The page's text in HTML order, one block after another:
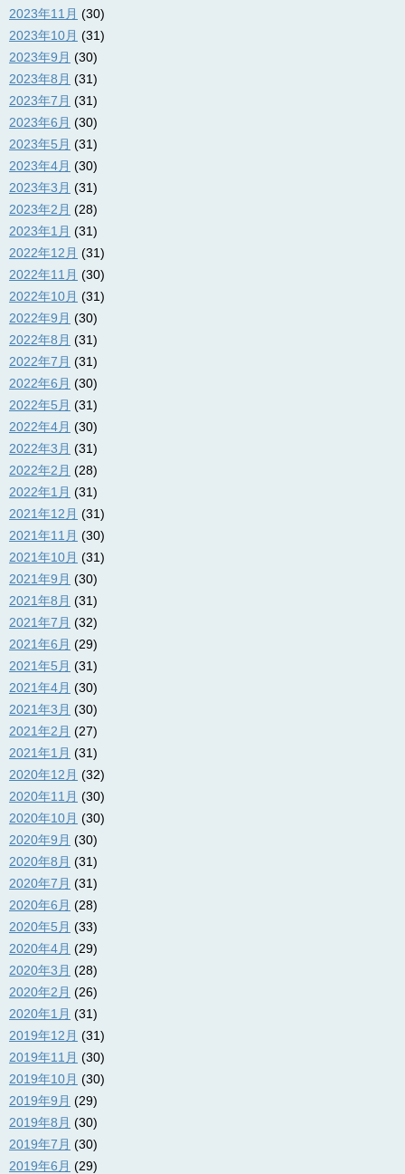
2023年11月 (30)
2023年10月 (31)
2023年9月 (30)
2023年8月 (31)
2023年7月 (31)
2023年6月 (30)
2023年5月 (31)
2023年4月 (30)
2023年3月 (31)
2023年2月 (28)
2023年1月 (31)
2022年12月 (31)
2022年11月 (30)
2022年10月 (31)
2022年9月 (30)
2022年8月 (31)
2022年7月 (31)
2022年6月 (30)
2022年5月 (31)
2022年4月 (30)
2022年3月 (31)
2022年2月 (28)
2022年1月 (31)
2021年12月 (31)
2021年11月 (30)
2021年10月 (31)
2021年9月 (30)
2021年8月 (31)
2021年7月 (32)
2021年6月 (29)
2021年5月 (31)
2021年4月 (30)
2021年3月 (30)
2021年2月 (27)
2021年1月 (31)
2020年12月 (32)
2020年11月 (30)
2020年10月 (30)
2020年9月 (30)
2020年8月 (31)
2020年7月 (31)
2020年6月 (28)
2020年5月 (33)
2020年4月 (29)
2020年3月 (28)
2020年2月 (26)
2020年1月 (31)
2019年12月 (31)
2019年11月 (30)
2019年10月 (30)
2019年9月 (29)
2019年8月 (30)
2019年7月 (30)
2019年6月 (29)